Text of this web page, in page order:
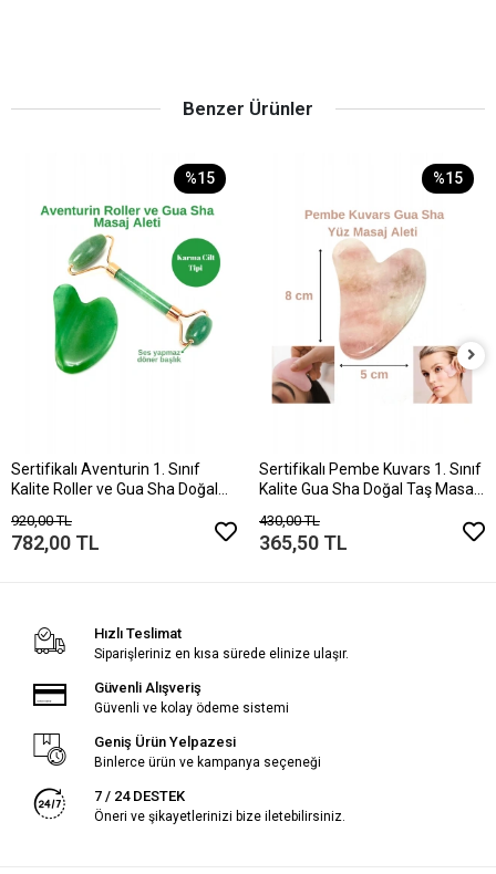
Benzer Ürünler
%15
Sertifikalı Aventurin 1. Sınıf
Kalite Roller ve Gua Sha Doğal
920,00 TL
782,00 TL
%15
Sertifikalı Pembe Kuvars 1. Sınıf
Kalite Gua Sha Doğal Taş Masaj
430,00 TL
365,50 TL
Hızlı Teslimat
Siparişleriniz en kısa sürede elinize ulaşır.
Güvenli Alışveriş
Güvenli ve kolay ödeme sistemi
Geniş Ürün Yelpazesi
Binlerce ürün ve kampanya seçeneği
7 / 24 DESTEK
Öneri ve şikayetlerinizi bize iletebilirsiniz.